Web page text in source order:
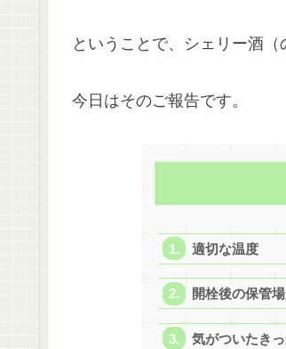
ということで、シェリー酒
今日はそのご報告です。
適切な温度
開栓後の保管
気がついたき